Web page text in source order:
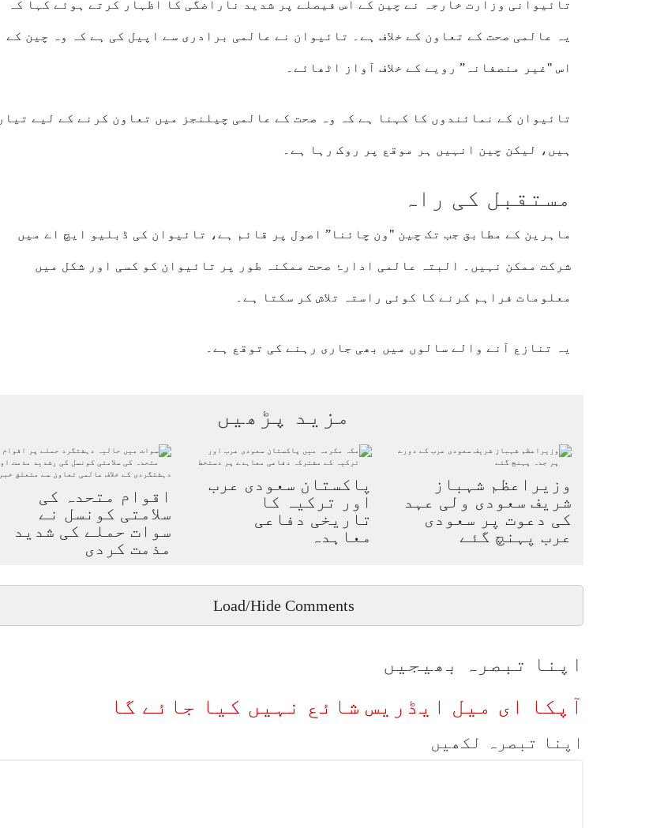
تائیوانی وزارت خارجہ نے چین کے اس فیصلے پر شدید ناراضگی کا اظہار کرتے ہوئے کہا کہ
یہ عالمی صحت کے تعاون کے خلاف ہے۔ تائیوان نے عالمی برادری سے اپیل کی ہے کہ وہ چین کے
اس "غیر منصفانہ” رویے کے خلاف آواز اٹھائے۔
تائیوان کے نمائندوں کا کہنا ہے کہ وہ صحت کے عالمی چیلنجز میں تعاون کرنے کے لیے تیار
ہیں، لیکن چین انہیں ہر موقع پر روک رہا ہے۔
مستقبل کی راہ
ماہرین کے مطابق جب تک چین "ون چائنا” اصول پر قائم ہے، تائیوان کی ڈبلیو ایچ اے میں
شرکت ممکن نہیں۔ البتہ عالمی ادارۂ صحت ممکنہ طور پر تائیوان کو کسی اور شکل میں
معلومات فراہم کرنے کا کوئی راستہ تلاش کر سکتا ہے۔
یہ تنازع آنے والے سالوں میں بھی جاری رہنے کی توقع ہے۔
مزید پڑھیں
اقوام متحدہ کی
سلامتی کونسل نے
سوات حملے کی شدید
مذمت کردی
پاکستان سعودی عرب
اور ترکیہ کا
تاریخی دفاعی
معاہدہ
وزیراعظم شہباز
شریف سعودی ولی عہد
کی دعوت پر سعودی
عرب پہنچ گئے
Load/Hide Comments
اپنا تبصرہ بھیجیں
آپکا ای میل ایڈریس شائع نہیں کیا جائے گا
اپنا تبصرہ لکھیں